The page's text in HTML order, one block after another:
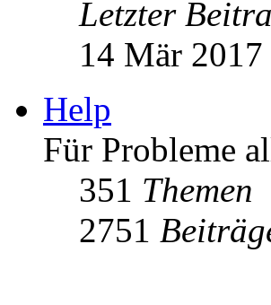
Letzter
14 Mär
Help
Für Probleme
351 Themen
2751